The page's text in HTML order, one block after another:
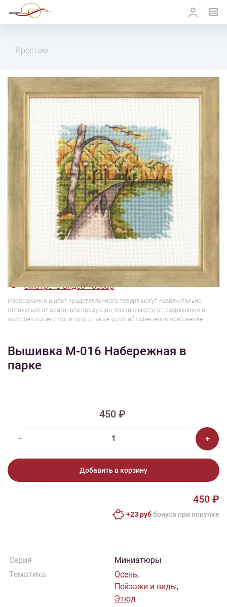
Крестом
Смотреть видео - обзор
Изображения и цвет представленного товара могут незначительно
отличаться от оригинала продукции, взависимости от разрешения и
настроек вашего монитора, а также условий освещения при съемке
Вышивка М-016 Набережная в
парке
450 ₽
Добавить в корзину
450 ₽
+23 руббонусa при покупке
Серия
Миниатюры
Тематика
Осень,
Пейзажи и виды,
Этюд